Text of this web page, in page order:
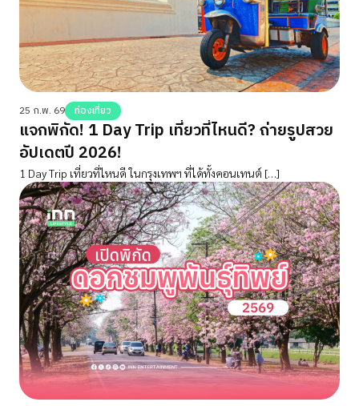
25 ก.พ. 69 ท่องเที่ยว
แจกพิกัด! 1 Day Trip เที่ยวที่ไหนดี? ถ่ายรูปสวย
อัปเดตปี 2026!
1 Day Trip เที่ยวที่ไหนดี ในกรุงเทพฯ ที่ได้ทั้งคอนเทนต์ […]